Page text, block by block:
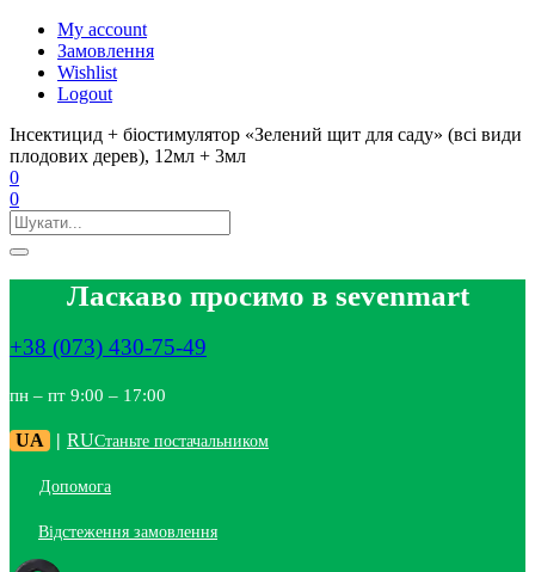
My account
Замовлення
Wishlist
Logout
Інсектицид + біостимулятор «Зелений щит для саду» (всі види
плодових дерев), 12мл + 3мл
0
0
Ласкаво просимо в sevenmart
+38 (073) 430-75-49
пн – пт 9:00 – 17:00
UA | RUСтаньте постачальником
Допомога
Відстеження замовлення